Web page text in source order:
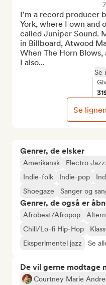
Genrer, de elsker
Amerikansk Electro
Indie-folk
Indie-pop
Shoegaze
Sanger og
Genrer, de også er
Afrobeat/Afropop
Chill/Lo-fi Hip-Hop
Eksperimentel jazz
Se
De vil gerne modtage
Courtney Marie
I'm a record producer
York, where I own and
called Juniper Sound.
in Billboard, Atwood
When The Horn
I also...
Se
Se